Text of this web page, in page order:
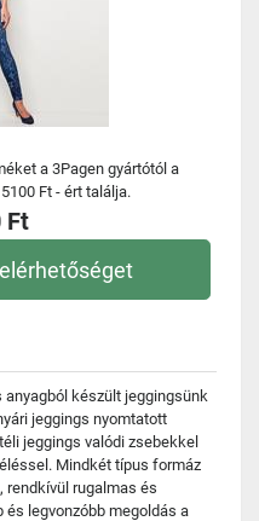
a 3Pagen gyártótól a
Ft - ért találja.
Ft
anyagból készült jeggingsünk
jeggings nyomtatott
jeggings valódi zsebekkel
Mindkét típus formáz
rendkívül rugalmas és
és legvonzóbb megoldás a